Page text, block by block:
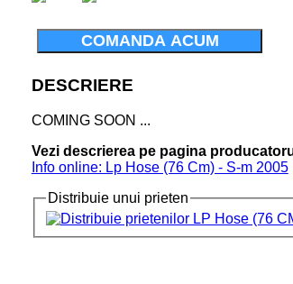
COMANDA ACUM
DESCRIERE
COMING SOON ...
Vezi descrierea pe pagina
Info online: Lp Hose (76 Cm) - S-m 2005
Distribuie unui prieten